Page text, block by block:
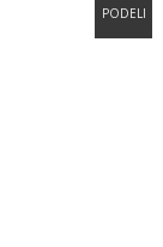
PODELI